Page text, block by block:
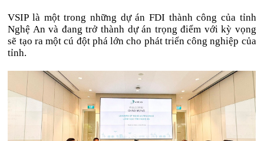
VSIP là một trong những dự án FDI thành công của tỉnh
Nghệ An và đang trở thành dự án trọng điểm với kỳ vọng
sẽ tạo ra một cú đột phá lớn cho phát triển công nghiệp của
tỉnh.